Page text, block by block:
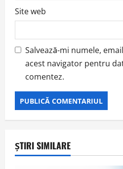
Site web
Salvează-mi numele,
acest navigator pentru
comentez.
ȘTIRI SIMILARE